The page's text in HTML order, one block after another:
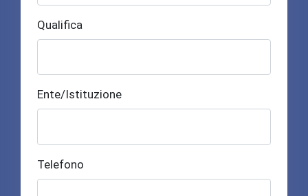
Qualifica
Ente/Istituzione
Telefono